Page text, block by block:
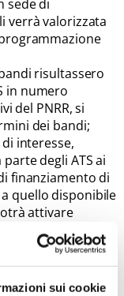
sui cookie
sede di
verrà valorizzata
risultassero
in numero
del PNRR, si
dei bandi;
interesse,
degli ATS ai
finanziamento di
quello disponibile
attivare
l' inserimento
europei.